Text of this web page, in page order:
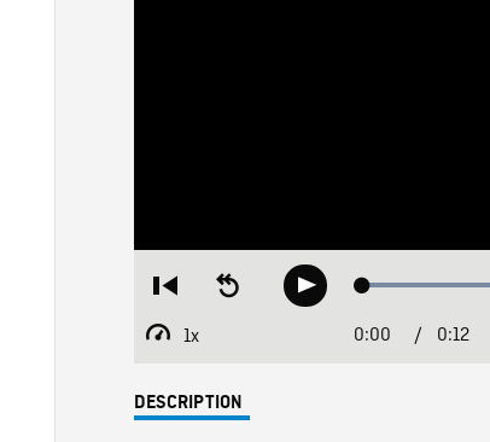
Restart
beginning
Seek
backwardPlay Loaded
1x
Playback
Current
0:00 / 0:12
DESCRIPTION